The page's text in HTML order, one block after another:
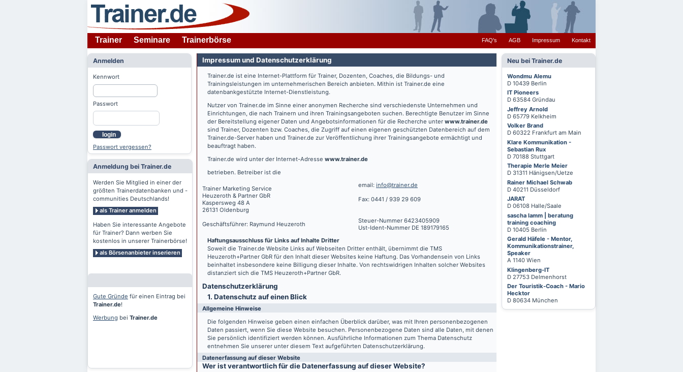
Trainer Seminare Trainerbörse FAQ's AGB Impressum Kontakt
Anmelden
Kennwort
Passwort
login
Passwort vergessen?
Anmeldung bei Trainer.de
Werden Sie Mitglied in einer der
größten Trainerdatenbanken und -
communities Deutschlands!
als Trainer anmelden
Haben Sie interessante Angebote
für Trainer? Dann werben Sie
kostenlos in unserer Trainerbörse!
als Börsenanbieter inserieren
Gute Gründe für einen Eintrag bei
Trainer.de!
Werbung bei Trainer.de
Neu bei Trainer.de
Wondmu Alemu
D 10439 Berlin
IT Pioneers
D 63584 Gründau
Jeffrey Arnold
D 65779 Kelkheim
Volker Brand
D 60322 Frankfurt am Main
Klare Kommunikation -
Sebastian Rux
D 70188 Stuttgart
Therapie Merle Meier
D 31311 Hänigsen/Uetze
Rainer Michael Schwab
D 40211 Düsseldorf
JARAT
D 06108 Halle/Saale
sascha lamm | beratung
training coaching
D 10405 Berlin
Gerald Häfele - Mentor,
Kommunikationstrainer,
Speaker
A 1140 Wien
Klingenberg-IT
D 27753 Delmenhorst
Der Touristik-Coach - Mario
Hecktor
D 80634 München
Impressum und Datenschutzerklärung
Trainer.de ist eine Internet-Plattform für Trainer, Dozenten, Coaches, die Bildungs- und
Trainingsleistungen im unternehmerischen Bereich anbieten. Mithin ist Trainer.de eine
datenbankgestützte Internet-Dienstleistung.
Nutzer von Trainer.de im Sinne einer anonymen Recherche sind verschiedenste Unternehmen und
Einrichtungen, die nach Trainern und ihren Trainingsangeboten suchen. Berechtigte Benutzer im Sinne
der Bereitstellung eigener Daten und Angebotsinformationen für die Recherche unter www.trainer.de
sind Trainer, Dozenten bzw. Coaches, die Zugriff auf einen eigenen geschützten Datenbereich auf dem
Trainer.de-Server haben und Trainer.de zur Veröffentlichung ihrer Trainingsangebote ermächtigt und
beauftragt haben.
Trainer.de wird unter der Internet-Adresse www.trainer.de
betrieben. Betreiber ist die
Trainer Marketing Service
Heuzeroth & Partner GbR
Kaspersweg 48 A
26131 Oldenburg
Geschäftsführer: Raymund Heuzeroth
email: info@trainer.de
Fax: 0441 / 939 29 609
Steuer-Nummer 6423405909
Ust-Ident-Nummer DE 189179165
Haftungsausschluss für Links auf Inhalte Dritter
Soweit die Trainer.de Website Links auf Webseiten Dritter enthält, übernimmt die TMS
Heuzeroth+Partner GbR für den Inhalt dieser Websites keine Haftung. Das Vorhandensein von Links
beinhaltet insbesondere keine Billigung dieser Inhalte. Von rechtswidrigen Inhalten solcher Websites
distanziert sich die TMS Heuzeroth+Partner GbR.
Datenschutz­erklärung
1. Datenschutz auf einen Blick
Allgemeine Hinweise
Die folgenden Hinweise geben einen einfachen Überblick darüber, was mit Ihren personenbezogenen
Daten passiert, wenn Sie diese Website besuchen. Personenbezogene Daten sind alle Daten, mit denen
Sie persönlich identifiziert werden können. Ausführliche Informationen zum Thema Datenschutz
entnehmen Sie unserer unter diesem Text aufgeführten Datenschutzerklärung.
Datenerfassung auf dieser Website
Wer ist verantwortlich für die Datenerfassung auf dieser Website?